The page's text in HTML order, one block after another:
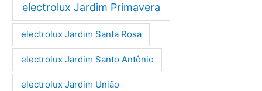
electrolux Jardim Primavera
electrolux Jardim Santa Rosa
electrolux Jardim Santo Antônio
electrolux Jardim União